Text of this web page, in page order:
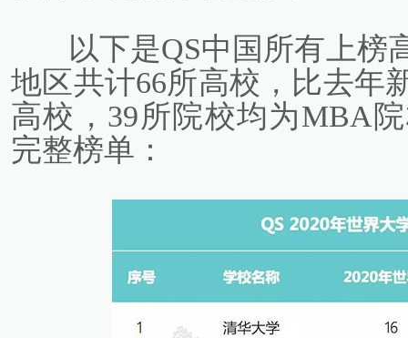
以下是QS中国所有上榜
地区共计66所高校，比去年
高校，39所院校均为MBA
完整榜单：